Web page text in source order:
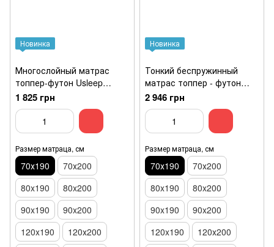
Новинка
Многослойный матрас
топпер-футон Usleep
SleepRoll Air Comfort 3+1
Lite 70x190
1 825 грн
Размер матраца, см
70х190
70х200
80x190
80x200
90x190
90x200
120x190
120х200
Новинка
Тонкий беспружинный
матрас топпер - футон
Usleep SleepRoll Standart
Plus 70х190
2 946 грн
Размер матраца, см
70х190
70х200
80x190
80x200
90x190
90x200
120x190
120х200